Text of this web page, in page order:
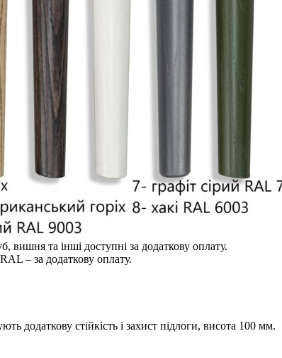
вишня та інші доступні за додаткову оплату.
– за додаткову оплату.
додаткову стійкість і захист підлоги, висота 100 мм.